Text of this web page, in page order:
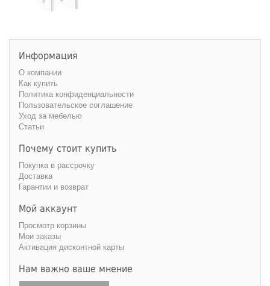
Информация
О компании
Как купить
Политика конфиденциальности
Пользовательское соглашение
Уход за мебелью
Статьи
Почему стоит купить
Покупка в рассрочку
Доставка
Гарантии и возврат
Мой аккаунт
Просмотр корзины
Мои заказы
Активация дисконтной карты
Нам важно ваше мнение